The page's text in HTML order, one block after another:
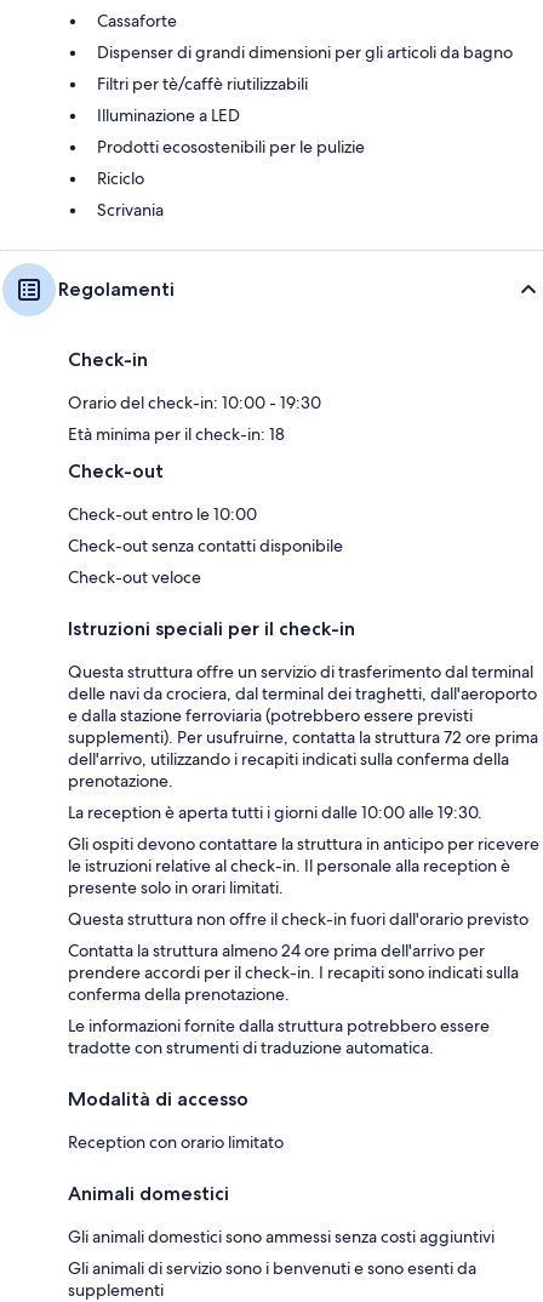
Cassaforte
Dispenser di grandi dimensioni per gli articoli da bagno
Filtri per tè/caffè riutilizzabili
Illuminazione a LED
Prodotti ecosostenibili per le pulizie
Riciclo
Scrivania
Regolamenti
Check-in
Orario del check-in: 10:00 - 19:30
Età minima per il check-in: 18
Check-out
Check-out entro le 10:00
Check-out senza contatti disponibile
Check-out veloce
Istruzioni speciali per il check-in
Questa struttura offre un servizio di trasferimento dal terminal
delle navi da crociera, dal terminal dei traghetti, dall'aeroporto
e dalla stazione ferroviaria (potrebbero essere previsti
supplementi). Per usufruirne, contatta la struttura 72 ore prima
dell'arrivo, utilizzando i recapiti indicati sulla conferma della
prenotazione.
La reception è aperta tutti i giorni dalle 10:00 alle 19:30.
Gli ospiti devono contattare la struttura in anticipo per ricevere
le istruzioni relative al check-in. Il personale alla reception è
presente solo in orari limitati.
Questa struttura non offre il check-in fuori dall'orario previsto
Contatta la struttura almeno 24 ore prima dell'arrivo per
prendere accordi per il check-in. I recapiti sono indicati sulla
conferma della prenotazione.
Le informazioni fornite dalla struttura potrebbero essere
tradotte con strumenti di traduzione automatica.
Modalità di accesso
Reception con orario limitato
Animali domestici
Gli animali domestici sono ammessi senza costi aggiuntivi
Gli animali di servizio sono i benvenuti e sono esenti da
supplementi